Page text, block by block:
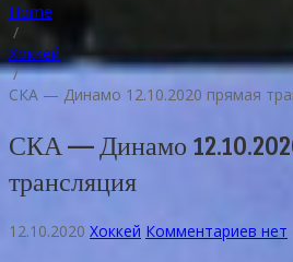
Home
/
Хоккей
/
СКА — Динамо 12.10.2020 прямая
СКА — Динамо
трансляция
12.10.2020 Хоккей Комментариев нет